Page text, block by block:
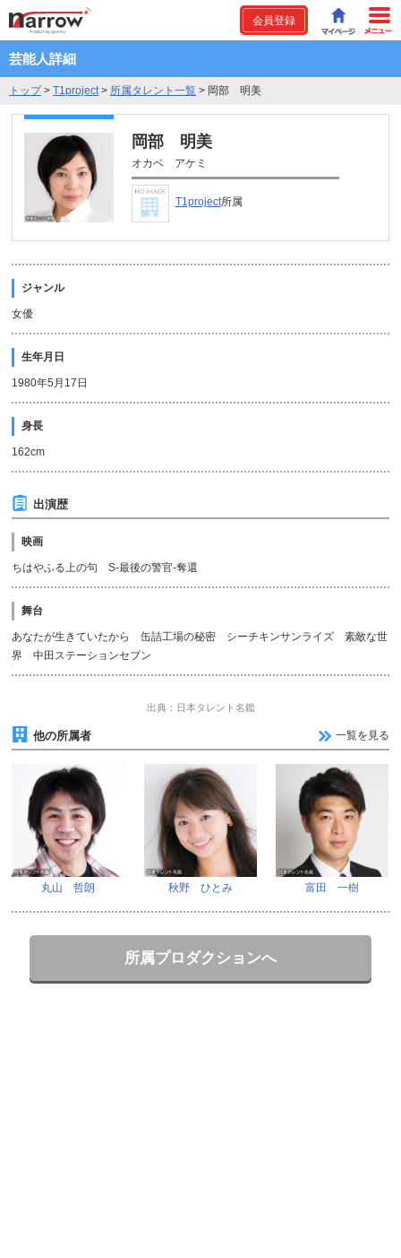
会員登録
芸能人詳細
トップ> T1project> 所属タレント一覧 > 岡部 明美
岡部 明美
オカベ アケミ
T1project所属
ジャンル
女優
生年月日
1980年5月17日
身長
162cm
出演歴
映画
ちはやふる上の句 S-最後の警官-奪還
舞台
あなたが生きていたから 缶詰工場の秘密 シーチキンサンライズ 素敵な世
界 中田ステーションセブン
出典：日本タレント名鑑
他の所属者 一覧を見る
丸山 哲朗 秋野 ひとみ 富田 一樹
所属プロダクションへ